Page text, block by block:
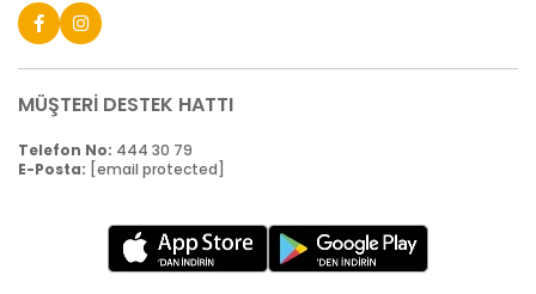
MÜŞTERİ DESTEK HATTI
Telefon No: 444 30 79
E-Posta: [email protected]